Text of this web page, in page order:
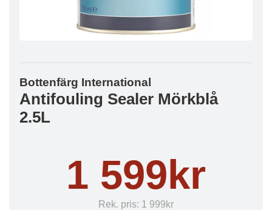
Bottenfärg International
Antifouling Sealer Mörkblå
2.5L
1 599kr
Rek. pris: 1 999kr